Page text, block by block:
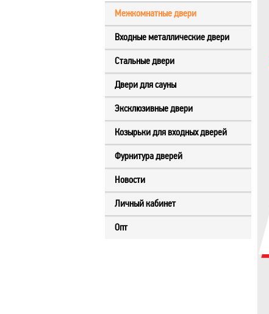
Межкомнатные двери
Входные металлические двери
Стальные двери
Двери для сауны
Эксклюзивные двери
Козырьки для входных дверей
Фурнитура дверей
Новости
Личный кабинет
Опт